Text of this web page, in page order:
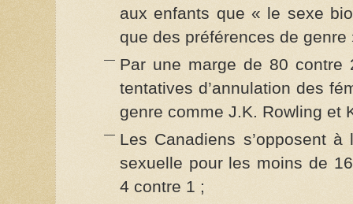
aux enfants que « le sexe
que des préférences de
Par une marge de 80 contre
tentatives d’annulation des
genre comme J.K. Rowling et
Les Canadiens s’opposent
sexuelle pour les moins de
4 contre 1 ;